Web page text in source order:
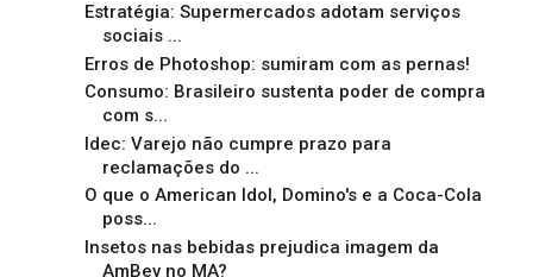
Estratégia: Supermercados adotam serviços
sociais ...
Erros de Photoshop: sumiram com as pernas!
Consumo: Brasileiro sustenta poder de compra
com s...
Idec: Varejo não cumpre prazo para
reclamações do ...
O que o American Idol, Domino's e a Coca-Cola
poss...
Insetos nas bebidas prejudica imagem da
AmBev no MA?